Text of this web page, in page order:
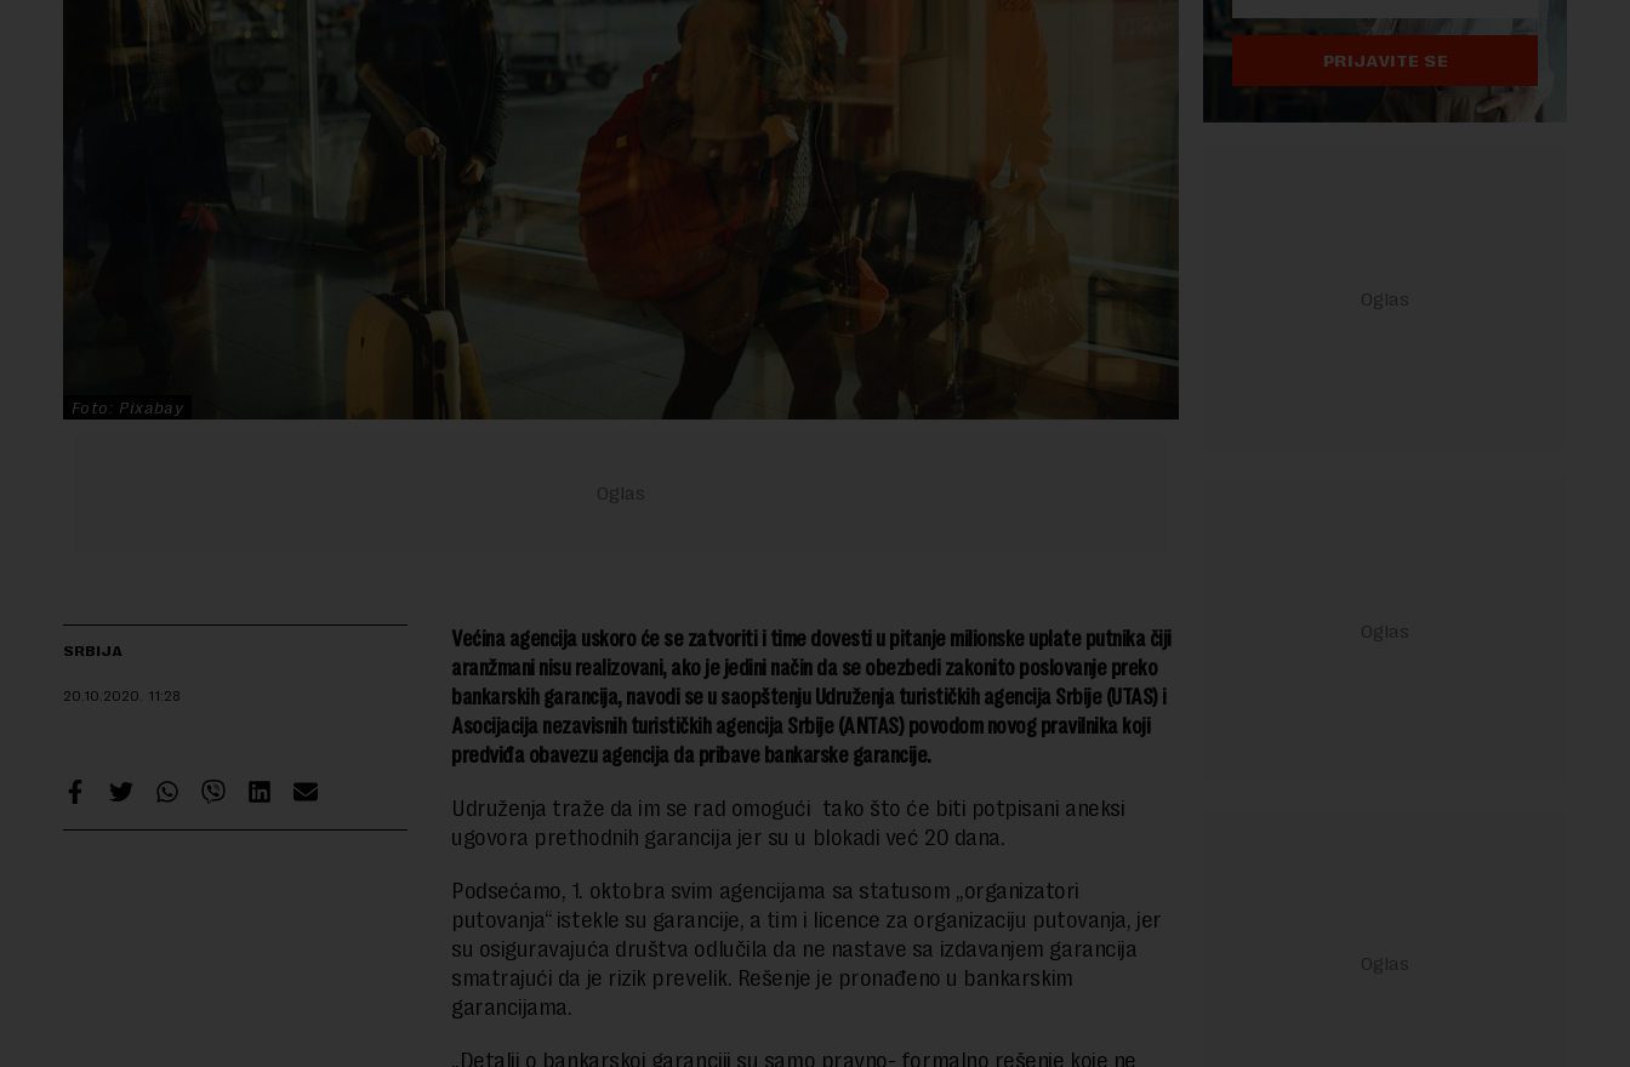
Foto: Pixabay
SRBIJA
20.10.2020. 11:28
Većina agencija uskoro će se zatvoriti i time dovesti u pitanje milionske uplate putnika čiji
aranžmani nisu realizovani, ako je jedini način da se obezbedi zakonito poslovanje preko
bankarskih garancija, navodi se u saopštenju Udruženja turističkih agencija Srbije (UTAS) i
Asocijacija nezavisnih turističkih agencija Srbije (ANTAS) povodom novog pravilnika koji
predviđa obavezu agencija da pribave bankarske garancije.
Udruženja traže da im se rad omogući tako što će biti potpisani aneksi
ugovora prethodnih garancija jer su u blokadi već 20 dana.
Podsećamo, 1. oktobra svim agencijama sa statusom „organizatori
putovanja“ istekle su garancije, a tim i licence za organizaciju putovanja, jer
su osiguravajuća društva odlučila da ne nastave sa izdavanjem garancija
smatrajući da je rizik prevelik. Rešenje je pronađeno u bankarskim
garancijama.
„Detalji o bankarskoj garanciji su samo pravno- formalno rešenje koje ne
PRIJAVITE SE